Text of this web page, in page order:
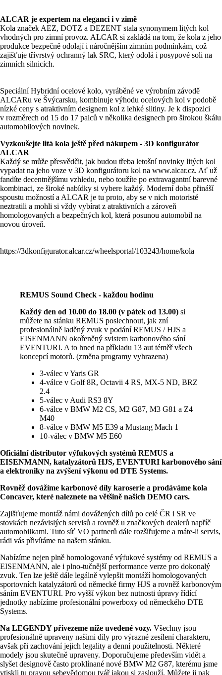
ALCAR je expertem na eleganci i v zimě
Kola značek AEZ, DOTZ a DEZENT stala synonymem litých kol
vhodných pro zimní provoz. ALCAR si zakládá na tom, že kola z jeho
produkce bezpečně odolají i náročnějším zimním podmínkám, což
zajišťuje třívrstvý ochranný lak SRC, který odolá i posypové soli na
zimních silnicích.
Speciální Hybridní ocelové kolo, vyráběné ve výrobním závodě
ALCARu ve Švýcarsku, kombinuje výhodu ocelových kol v podobě
nízké ceny s atraktivním designem kol z lehké slitiny. Je k dispozici
v rozměrech od 15 do 17 palců v několika designech pro širokou škálu
automobilových novinek.
Vyzkoušejte litá kola ještě před nákupem - 3D konfigurátor
ALCAR
Každý se může přesvědčit, jak budou třeba letošní novinky litých kol
vypadat na jeho voze v 3D konfigurátoru kol na www.alcar.cz. Ať už
fandíte decentnějšímu vzhledu, nebo toužíte po extravagantní barevné
kombinaci, ze široké nabídky si vybere každý. Moderní doba přináší
spoustu možností a ALCAR je tu proto, aby se v nich motoristé
neztratili a mohli si vždy vybírat z atraktivních a zároveň
homologovaných a bezpečných kol, která posunou automobil na
novou úroveň.
https://3dkonfigurator.alcar.cz/wheelsportal/103243/home/kola
REMUS Sound Check - každou hodinu
Každý den od 10.00 do 18.00 (v pátek od 13.00) si
můžete na stánku REMUS poslechnout, jak zní
profesionálně laděný zvuk v podání REMUS / HJS a
EISENMANN okořeněný svistem karbonového sání
EVENTURI. A to hned na příkladu 13 aut téměř všech
koncepcí motorů. (změna programy vyhrazena)
3-válec v Yaris GR
4-válce v Golf 8R, Octavii 4 RS, MX-5 ND, BRZ
2.4
5-válec v Audi RS3 8Y
6-válce v BMW M2 CS, M2 G87, M3 G81 a Z4
M40
8-válce v BMW M5 E39 a Mustang Mach 1
10-válec v BMW M5 E60
Oficiální distributor výfukových systémů REMUS a
EISENMANN, katalyzátorů HJS, EVENTURI karbonového sání
a elektroniky na zvýšení výkonu od DTE Systems.
Rovněž dovážíme karbonové díly karoserie a prodáváme kola
Concaver, které naleznete na většině našich DEMO cars.
Zajišťujeme montáž námi dovážených dílů po celé ČR i SR ve
stovkách nezávislých servisů a rovněž u značkových dealerů napříč
automobilkami. Tuto síť VO partnerů dále rozšiřujeme a máte-li servis,
rádi vás přivítáme na našem stánku.
Nabízíme nejen plně homologované výfukové systémy od REMUS a
EISENMANN, ale i plno-tučnější performance verze pro dokonalý
zvuk. Ten lze ještě dále legálně vylepšit montáží homologovaných
sportovních katalyzátorů od německé firmy HJS a rovněž karbonovým
sáním EVENTURI. Pro vyšší výkon bez nutnosti úpravy řídící
jednotky nabízíme profesionální powerboxy od německého DTE
Systems.
Na LEGENDY přivezeme níže uvedené vozy. Všechny jsou
profesionálně upraveny našimi díly pro výrazné zesílení charakteru,
avšak při zachování jejich legality a denní použitelnosti. Některé
modely jsou skutečně upraveny. Doporučujeme především vidět a
slyšet designově často proklínané nové BMW M2 G87, kterému jsme
vtiskli tu pravou sebevědomou tvář jakou si zaslouží. Můžete ji pak